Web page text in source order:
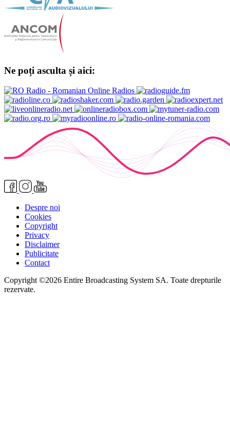
Ne poți asculta și aici:
Despre noi
Cookies
Copyright
Privacy
Disclaimer
Publicitate
Contact
Copyright ©2026 Entire Broadcasting System SA. Toate drepturile
rezervate.